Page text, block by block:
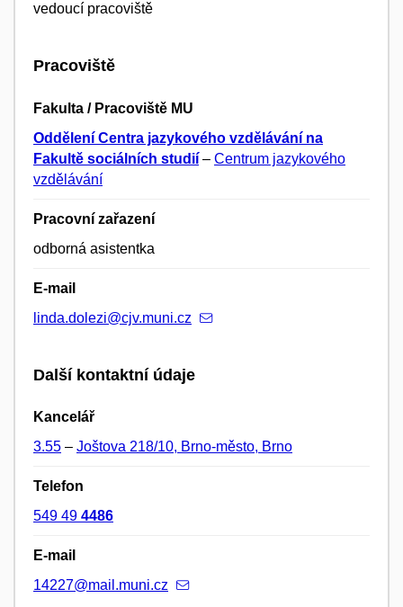
vedoucí pracoviště
Pracoviště
Fakulta / Pracoviště MU
Oddělení Centra jazykového vzdělávání na
Fakultě sociálních studií – Centrum jazykového
vzdělávání
Pracovní zařazení
odborná asistentka
E-mail
linda.dolezi@cjv.muni.cz
Další kontaktní údaje
Kancelář
3.55 – Joštova 218/10, Brno-město, Brno
Telefon
549 49 4486
E-mail
14227@mail.muni.cz